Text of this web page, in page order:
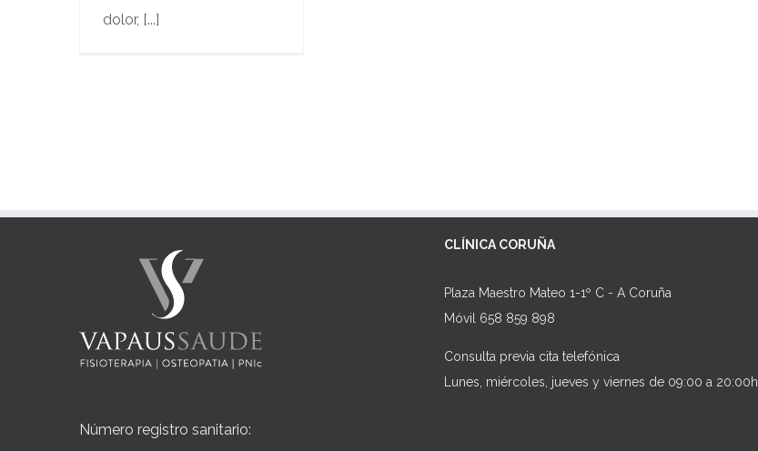
dolor, [...]
Número registro sanitario:
CLÍNICA CORUÑA
Plaza Maestro Mateo 1-1º C - A Coruña
Móvil 658 859 898
Consulta previa cita telefónica
Lunes, miércoles, jueves y viernes de 09:00 a 20:00h